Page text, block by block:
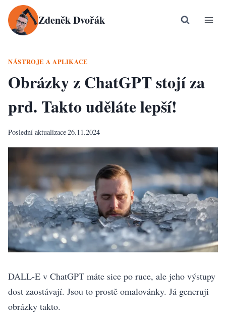
Přeskočit
obsah
Zdeněk Dvořák
NÁSTROJE A APLIKACE
Obrázky z ChatGPT stojí za
prd. Takto uděláte lepší!
Poslední aktualizace26.11.2024
DALL-E v ChatGPT máte sice po ruce, ale jeho výstupy
dost zaostávají. Jsou to prostě omalovánky. Já generuji
obrázky takto.